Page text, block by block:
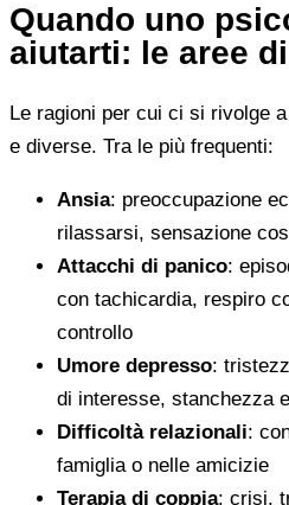
Quando uno
aiutarti: le aree
Le ragioni per cui ci si rivolge
e diverse. Tra le più frequenti:
Ansia: preoccupazione
rilassarsi, sensazione
Attacchi di panico:
con tachicardia, respiro
controllo
Umore depresso:
di interesse, stanchezza
Difficoltà relazionali:
famiglia o nelle amicizie
Terapia di coppia: crisi,